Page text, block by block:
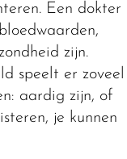
Een dokter
zijn.
speelt er zoveel
aardig zijn, of
je kunnen